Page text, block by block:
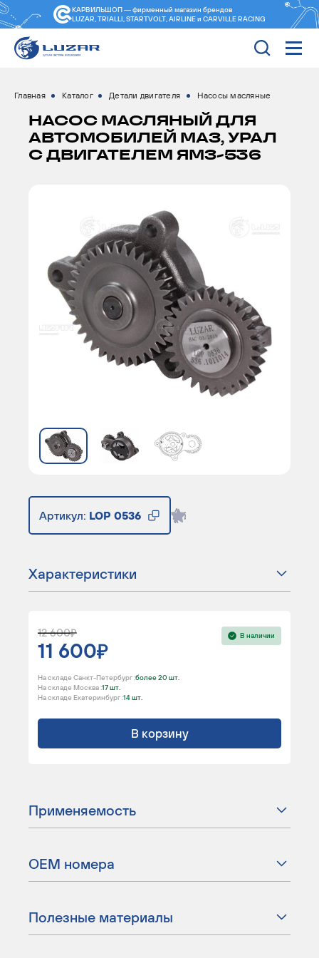
КАРВИЛЬШОП — фирменный магазин брендов
LUZAR, TRIALLI, STARTVOLT, AIRLINE и CARVILLE RACING
Главная Каталог Детали двигателя Насосы масляные
НАСОС МАСЛЯНЫЙ ДЛЯ
АВТОМОБИЛЕЙ МАЗ, УРАЛ
С ДВИГАТЕЛЕМ ЯМЗ-536
Артикул: LOP 0536
Характеристики
12 600
11 600
В наличии
На складе Санкт-Петербург :более 20 шт.
На складе Москва :17 шт.
На складе Екатеринбург :14 шт.
В корзину
Применяемость
ОЕМ номера
Полезные материалы